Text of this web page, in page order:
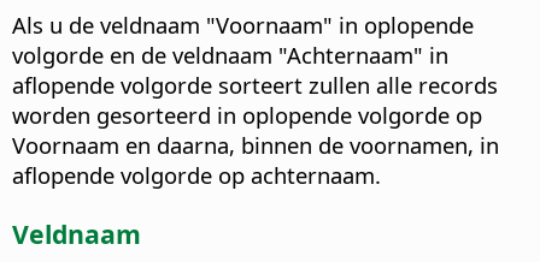
Als u de veldnaam "Voornaam" in oplopende
volgorde en de veldnaam "Achternaam" in
aflopende volgorde sorteert zullen alle records
worden gesorteerd in oplopende volgorde op
Voornaam en daarna, binnen de voornamen, in
aflopende volgorde op achternaam.
Veldnaam